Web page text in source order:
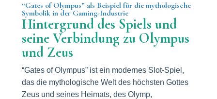
“Gates of Olympus” als Beispiel für die mythologische
Symbolik in der Gaming-Industrie
Hintergrund des Spiels und
seine Verbindung zu Olympus
und Zeus
“Gates of Olympus” ist ein modernes Slot-Spiel,
das die mythologische Welt des höchsten Gottes
Zeus und seines Heimats, des Olymp,